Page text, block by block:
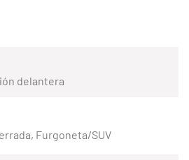
delantera
Furgoneta/SUV